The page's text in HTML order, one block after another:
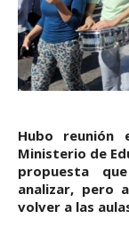
Hubo
Ministerio de
propuesta
analizar, pero
volver a las